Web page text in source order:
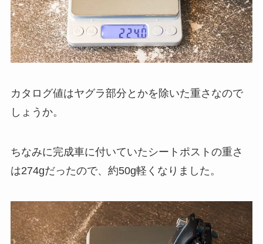
カタログ値はヤグラ部分とかを除いた重さなので
しょうか。
ちなみに完成車に付いていたシートポストの重さ
は274gだったので、約50g軽くなりました。